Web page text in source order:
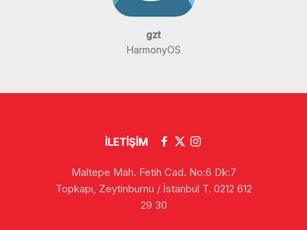
gzt
HarmonyOS
İLETİŞİM
Maltepe Mah. Fetih Cad. No:6 Dk:7
Topkapı, Zeytinburnu / İstanbul T. 0212 612
29 30